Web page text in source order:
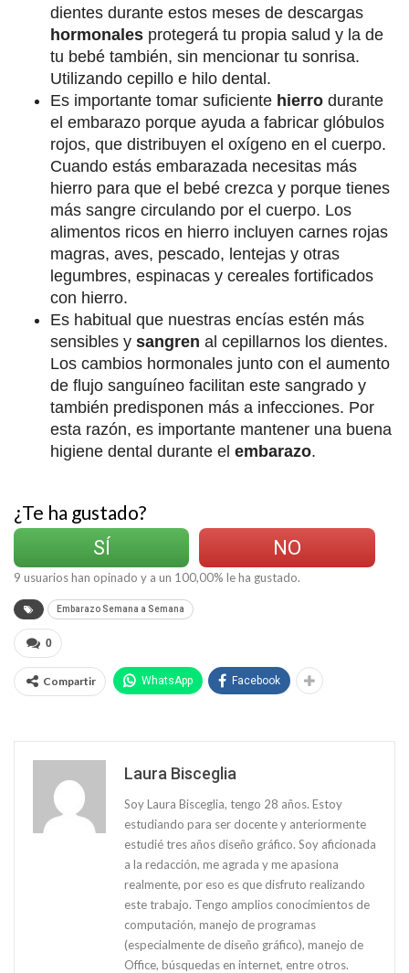
dientes durante estos meses de descargas
hormonales protegerá tu propia salud y la de
tu bebé también, sin mencionar tu sonrisa.
Utilizando cepillo e hilo dental.
Es importante tomar suficiente hierro durante
el embarazo porque ayuda a fabricar glóbulos
rojos, que distribuyen el oxígeno en el cuerpo.
Cuando estás embarazada necesitas más
hierro para que el bebé crezca y porque tienes
más sangre circulando por el cuerpo. Los
alimentos ricos en hierro incluyen carnes rojas
magras, aves, pescado, lentejas y otras
legumbres, espinacas y cereales fortificados
con hierro.
Es habitual que nuestras encías estén más
sensibles y sangren al cepillarnos los dientes.
Los cambios hormonales junto con el aumento
de flujo sanguíneo facilitan este sangrado y
también predisponen más a infecciones. Por
esta razón, es importante mantener una buena
higiene dental durante el embarazo.
¿Te ha gustado?
SÍ
NO
9 usuarios han opinado y a un 100,00% le ha gustado.
Embarazo Semana a Semana
0
Compartir WhatsApp Facebook
Laura Bisceglia
Soy Laura Bisceglia, tengo 28 años. Estoy
estudiando para ser docente y anteriormente
estudié tres años diseño gráfico. Soy aficionada
a la redacción, me agrada y me apasiona
realmente, por eso es que disfruto realizando
este trabajo. Tengo amplios conocimientos de
computación, manejo de programas
(especialmente de diseño gráfico), manejo de
Office, búsquedas en internet, entre otros.